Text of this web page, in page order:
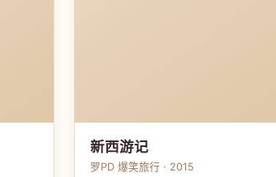
新西游记
罗PD 爆笑旅行 · 2015